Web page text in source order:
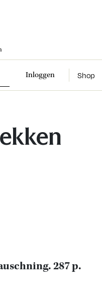
Inloggen Shop
287 p.